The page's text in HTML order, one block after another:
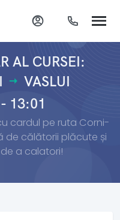
AL CURSEI:
VASLUI
13:01
cardul pe ruta Corni-
de călătorii plăcute și
a calatori!